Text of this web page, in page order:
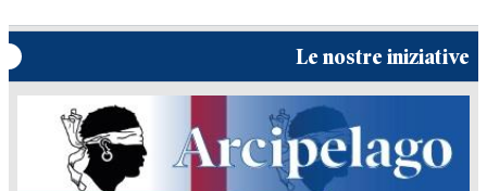
Le nostre iniziative